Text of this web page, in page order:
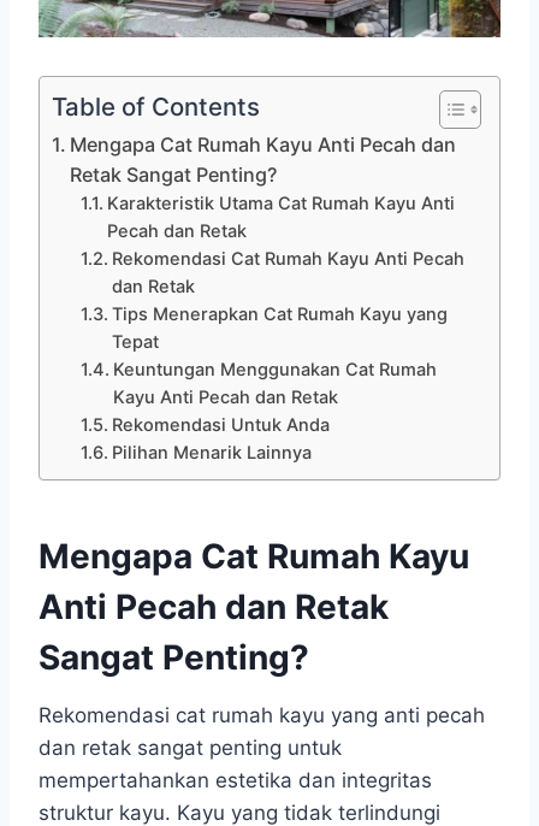
Table of Contents
Mengapa Cat Rumah Kayu Anti Pecah dan
Retak Sangat Penting?
Karakteristik Utama Cat Rumah Kayu Anti
Pecah dan Retak
Rekomendasi Cat Rumah Kayu Anti Pecah
dan Retak
Tips Menerapkan Cat Rumah Kayu yang
Tepat
Keuntungan Menggunakan Cat Rumah
Kayu Anti Pecah dan Retak
Rekomendasi Untuk Anda
Pilihan Menarik Lainnya
Mengapa Cat Rumah Kayu
Anti Pecah dan Retak
Sangat Penting?
Rekomendasi cat rumah kayu yang anti pecah
dan retak sangat penting untuk
mempertahankan estetika dan integritas
struktur kayu. Kayu yang tidak terlindungi